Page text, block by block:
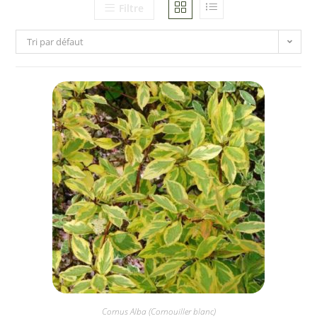
Filtre
Tri par défaut
Cornus Alba (Cornouiller blanc)